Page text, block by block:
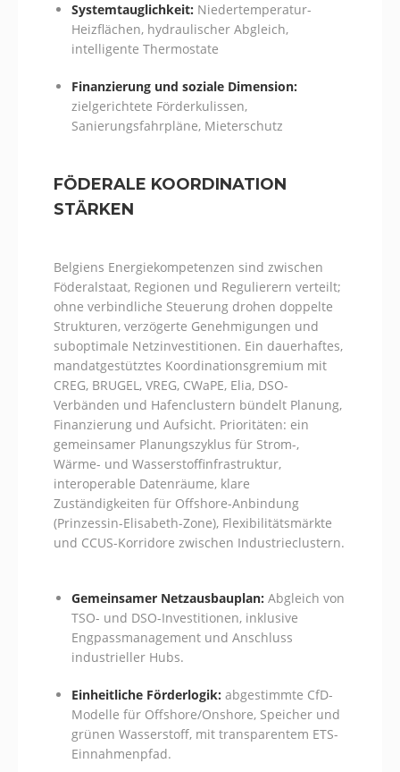
Systemtauglichkeit: Niedertemperatur-
Heizflächen, hydraulischer Abgleich,
intelligente Thermostate
Finanzierung und soziale Dimension:
zielgerichtete Förderkulissen,
Sanierungsfahrpläne, Mieterschutz
FÖDERALE KOORDINATION
STÄRKEN
Belgiens Energiekompetenzen sind zwischen
Föderalstaat, Regionen und Regulierern verteilt;
ohne verbindliche Steuerung drohen doppelte
Strukturen, verzögerte Genehmigungen und
suboptimale Netzinvestitionen. Ein dauerhaftes,
mandatgestütztes Koordinationsgremium mit
CREG, BRUGEL, VREG, CWaPE, Elia, DSO-
Verbänden und Hafenclustern bündelt Planung,
Finanzierung und Aufsicht. Prioritäten: ein
gemeinsamer Planungszyklus für Strom-,
Wärme- und Wasserstoffinfrastruktur,
interoperable Datenräume, klare
Zuständigkeiten für Offshore-Anbindung
(Prinzessin-Elisabeth-Zone), Flexibilitätsmärkte
und CCUS-Korridore zwischen Industrieclustern.
Gemeinsamer Netzausbauplan: Abgleich von
TSO- und DSO-Investitionen, inklusive
Engpassmanagement und Anschluss
industrieller Hubs.
Einheitliche Förderlogik: abgestimmte CfD-
Modelle für Offshore/Onshore, Speicher und
grünen Wasserstoff, mit transparentem ETS-
Einnahmenpfad.